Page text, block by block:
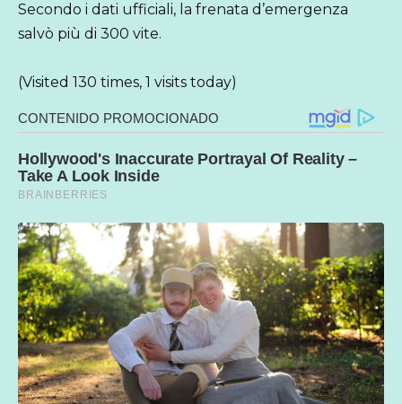
Secondo i dati ufficiali, la frenata d’emergenza
salvò più di 300 vite.
(Visited 130 times, 1 visits today)